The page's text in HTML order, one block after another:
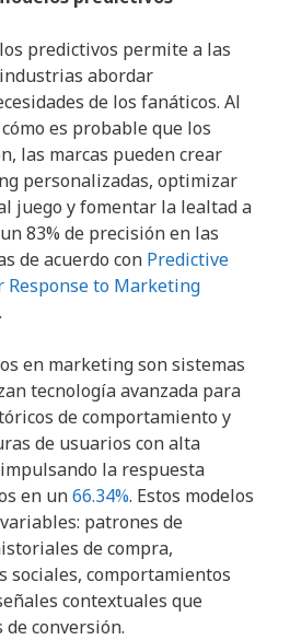
predictivos permite a las
abordar
de los fanáticos. Al
es probable que los
las marcas pueden crear
personalizadas, optimizar
juego y fomentar la lealtad a
83% de precisión en las
de acuerdo con Predictive
Response to Marketing
en marketing son sistemas
tecnología avanzada para
de comportamiento y
de usuarios con alta
la respuesta
en un66.34%. Estos modelos
patrones de
de compra,
sociales, comportamientos
contextuales que
de conversión.